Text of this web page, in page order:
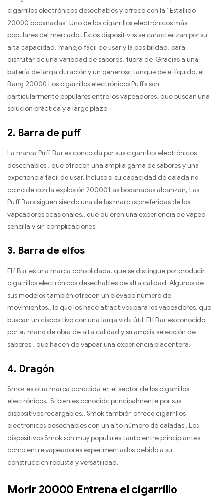
cigarrillos electrónicos desechables y ofrece con la “Estallido
20000 bocanadas” Uno de los cigarrillos electrónicos más
populares del mercado.. Estos dispositivos se caracterizan por su
alta capacidad, manejo fácil de usar y la posibilidad, para
disfrutar de una variedad de sabores, fuera de. Gracias a una
batería de larga duración y un generoso tanque de e-líquido, el
Bang 20000 Los cigarrillos electrónicos Puffs son
particularmente populares entre los vapeadores, que buscan una
solución práctica y a largo plazo.
2. Barra de puff
La marca Puff Bar es conocida por sus cigarrillos electrónicos
desechables., que ofrecen una amplia gama de sabores y una
experiencia fácil de usar. Incluso si su capacidad de calada no
coincide con la explosión 20000 Las bocanadas alcanzan, Las
Puff Bars siguen siendo una de las marcas preferidas de los
vapeadores ocasionales., que quieren una experiencia de vapeo
sencilla y sin complicaciones.
3. Barra de elfos
Elf Bar es una marca consolidada, que se distingue por producir
cigarrillos electrónicos desechables de alta calidad. Algunos de
sus modelos también ofrecen un elevado número de
movimientos., lo que los hace atractivos para los vapeadores, que
buscan un dispositivo con una larga vida útil. Elf Bar es conocido
por su mano de obra de alta calidad y su amplia selección de
sabores., que hacen de vapear una experiencia placentera.
4. Dragón
Smok es otra marca conocida en el sector de los cigarrillos
electrónicos.. Si bien es conocido principalmente por sus
dispositivos recargables., Smok también ofrece cigarrillos
electrónicos desechables con un alto número de caladas.. Los
dispositivos Smok son muy populares tanto entre principiantes
como entre vapeadores experimentados debido a su
construcción robusta y versatilidad..
Morir 20000 Entrena el cigarrillo